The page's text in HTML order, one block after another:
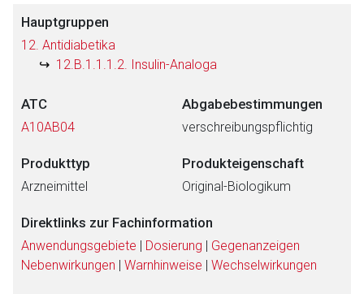
Hauptgruppen
12. Antidiabetika
12.B.1.1.1.2. Insulin-Analoga
ATC
A10AB04
Abgabebestimmungen
verschreibungspflichtig
Produkttyp
Arzneimittel
Produkteigenschaft
Original-Biologikum
Direktlinks zur Fachinformation
Anwendungsgebiete | Dosierung | Gegenanzeigen
Nebenwirkungen | Warnhinweise | Wechselwirkungen